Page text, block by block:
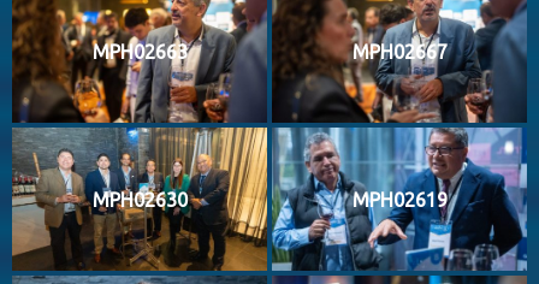
MPH02663 MPH02667
MPH02630 MPH02619